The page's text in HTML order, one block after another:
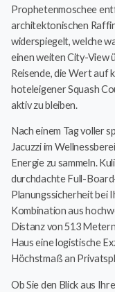
Prophetenmoschee
architektonischen
widerspiegelt, welche
einen weiten City-View
Reisende, die Wert auf
hoteleigener Squash
aktiv zu bleiben.
Nach einem Tag voller
Jacuzzi im
Energie zu sammeln.
durchdachte Full-
Planungssicherheit bei
Kombination aus
Distanz von 513
Haus eine logistische
Höchstmaß an
Ob Sie den Blick aus